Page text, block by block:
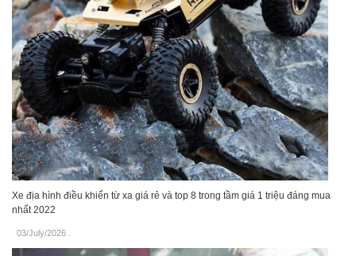
Xe địa hình điều khiển từ xa giá rẻ và top 8 trong tầm giá 1 triệu đáng mua
nhất 2022
03/July/2026